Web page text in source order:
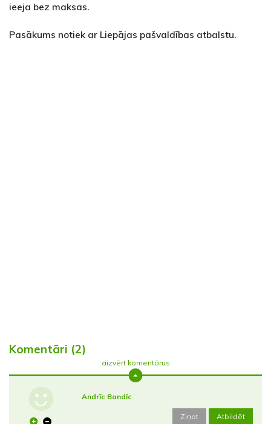
ieeja bez maksas.
Pasākums notiek ar Liepājas pašvaldības atbalstu.
Komentāri (2)
aizvērt komentārus
Andrīc Bandīc
Ziņot Atbildēt